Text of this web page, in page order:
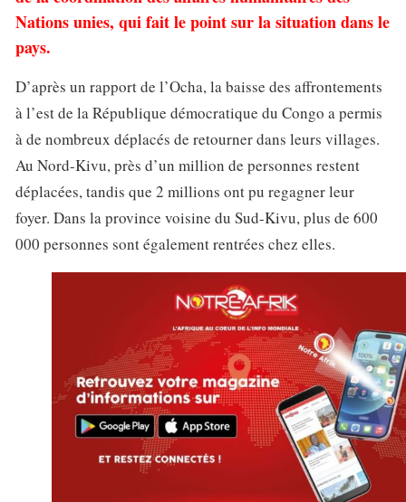
Nations unies, qui fait le point sur la situation dans le
pays.
D’après un rapport de l’Ocha, la baisse des affrontements
à l’est de la République démocratique du Congo a permis
à de nombreux déplacés de retourner dans leurs villages.
Au Nord-Kivu, près d’un million de personnes restent
déplacées, tandis que 2 millions ont pu regagner leur
foyer. Dans la province voisine du Sud-Kivu, plus de 600
000 personnes sont également rentrées chez elles.